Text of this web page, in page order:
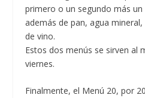
primero o un segundo más
además de pan, agua
de vino.
Estos dos menús se sirven al
viernes.
Finalmente, el Menú 20, por